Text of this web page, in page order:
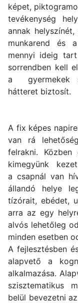
képet,
tevékenység
annak
munkarend és
mennyi ideig
sorrendben kell
a gyermekek
hátteret
A fix képes
van rá
felrakni.
kimegyünk
a csapnál van
állandó helye
tízórait, ebédet,
arra az egy
alvós lehetőleg
minden esetben
A fejlesztésben
alapvető a
alkalmazása.
szisztematikus
belül bevezetni